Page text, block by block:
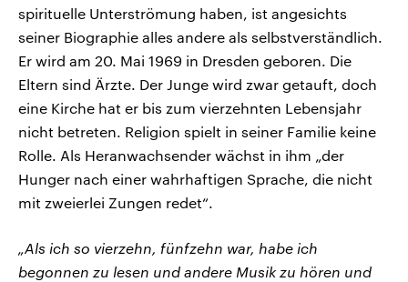
spirituelle Unterströmung haben, ist angesichts
seiner Biographie alles andere als selbstverständlich.
Er wird am 20. Mai 1969 in Dresden geboren. Die
Eltern sind Ärzte. Der Junge wird zwar getauft, doch
eine Kirche hat er bis zum vierzehnten Lebensjahr
nicht betreten. Religion spielt in seiner Familie keine
Rolle. Als Heranwachsender wächst in ihm „der
Hunger nach einer wahrhaftigen Sprache, die nicht
mit zweierlei Zungen redet“.
„Als ich so vierzehn, fünfzehn war, habe ich
begonnen zu lesen und andere Musik zu hören und